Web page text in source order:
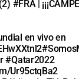
#FRA |
en vivo en
#Qatar2022
Ur95ctqBa2